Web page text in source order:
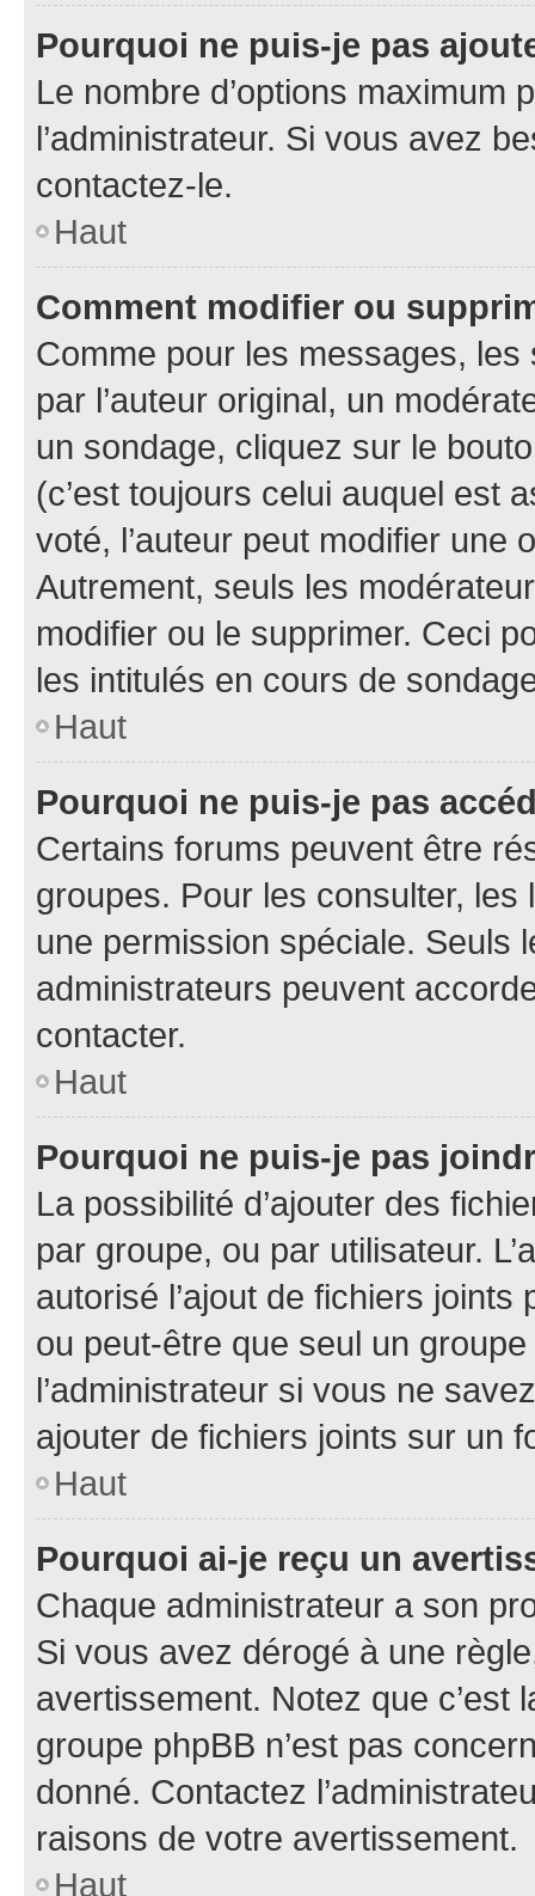
Pourquoi ne puis-je pas
Le nombre d’options maximum
l’administrateur. Si vous avez
contactez-le.
Haut
Comment modifier ou
Comme pour les messages,
par l’auteur original, un
un sondage, cliquez sur le
(c’est toujours celui auquel est
voté, l’auteur peut modifier une
Autrement, seuls les
modifier ou le supprimer. Ceci
les intitulés en cours de
Haut
Pourquoi ne puis-je pas
Certains forums peuvent être
groupes. Pour les consulter,
une permission spéciale. Seuls
administrateurs peuvent
contacter.
Haut
Pourquoi ne puis-je pas
La possibilité d’ajouter des
par groupe, ou par utilisateur.
autorisé l’ajout de fichiers
ou peut-être que seul un
l’administrateur si vous ne
ajouter de fichiers joints sur un
Haut
Pourquoi ai-je reçu un
Chaque administrateur a son
Si vous avez dérogé à une
avertissement. Notez que c’est
groupe phpBB n’est pas
donné. Contactez
raisons de votre avertissement.
Haut